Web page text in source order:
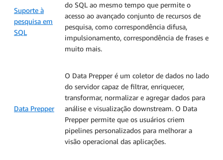
Suporte à
pesquisa em
SQL
do SQL ao mesmo tempo que permite o
acesso ao avançado conjunto de recursos de
pesquisa, como correspondência difusa,
impulsionamento, correspondência de frases e
muito mais.
Data Prepper
O Data Prepper é um coletor de dados no lado
do servidor capaz de filtrar, enriquecer,
transformar, normalizar e agregar dados para
análise e visualização downstream. O Data
Prepper permite que os usuários criem
pipelines personalizados para melhorar a
visão operacional das aplicações.